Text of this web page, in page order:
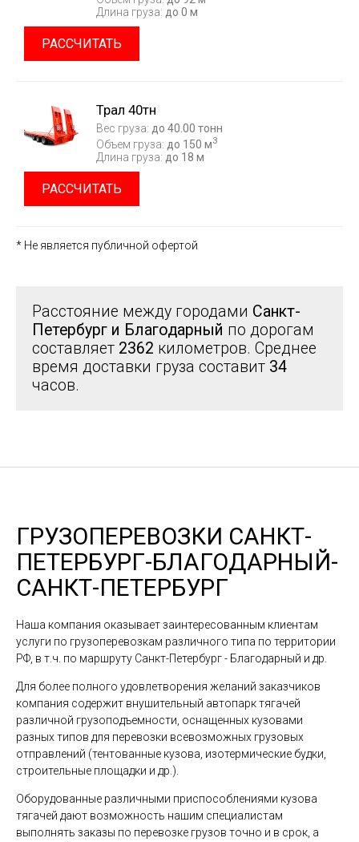
Длина груза: до 0 м
РАССЧИТАТЬ
Трал 40тн
Вес груза: до 40.00 тонн
Объем груза: до 150 м3
Длина груза: до 18 м
РАССЧИТАТЬ
* Не является публичной офертой
Расстояние между городами Санкт-
Петербург и Благодарный по дорогам
составляет 2362 километров. Среднее
время доставки груза составит 34
часов.
ГРУЗОПЕРЕВОЗКИ САНКТ-
ПЕТЕРБУРГ-БЛАГОДАРНЫЙ-
САНКТ-ПЕТЕРБУРГ
Наша компания оказывает заинтересованным клиентам
услуги по грузоперевозкам различного типа по территории
РФ, в т.ч. по маршруту Санкт-Петербург - Благодарный и др.
Для более полного удовлетворения желаний заказчиков
компания содержит внушительный автопарк тягачей
различной грузоподъемности, оснащенных кузовами
разных типов для перевозки всевозможных грузовых
отправлений (тентованные кузова, изотермические будки,
строительные площадки и др.).
Оборудованные различными приспособлениями кузова
тягачей дают возможность нашим специалистам
выполнять заказы по перевозке грузов точно и в срок, а